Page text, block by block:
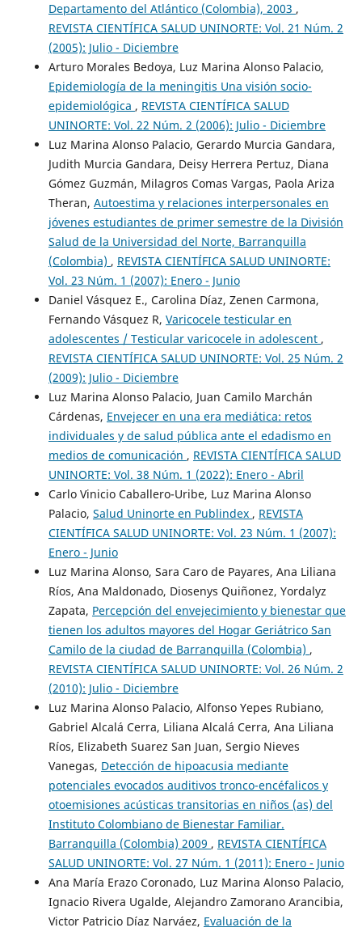
Departamento del Atlántico (Colombia), 2003 ,
REVISTA CIENTÍFICA SALUD UNINORTE: Vol. 21 Núm. 2
(2005): Julio - Diciembre
Arturo Morales Bedoya, Luz Marina Alonso Palacio,
Epidemiología de la meningitis Una visión socio-
epidemiológica , REVISTA CIENTÍFICA SALUD
UNINORTE: Vol. 22 Núm. 2 (2006): Julio - Diciembre
Luz Marina Alonso Palacio, Gerardo Murcia Gandara,
Judith Murcia Gandara, Deisy Herrera Pertuz, Diana
Gómez Guzmán, Milagros Comas Vargas, Paola Ariza
Theran, Autoestima y relaciones interpersonales en
jóvenes estudiantes de primer semestre de la División
Salud de la Universidad del Norte, Barranquilla
(Colombia) , REVISTA CIENTÍFICA SALUD UNINORTE:
Vol. 23 Núm. 1 (2007): Enero - Junio
Daniel Vásquez E., Carolina Díaz, Zenen Carmona,
Fernando Vásquez R, Varicocele testicular en
adolescentes / Testicular varicocele in adolescent ,
REVISTA CIENTÍFICA SALUD UNINORTE: Vol. 25 Núm. 2
(2009): Julio - Diciembre
Luz Marina Alonso Palacio, Juan Camilo Marchán
Cárdenas, Envejecer en una era mediática: retos
individuales y de salud pública ante el edadismo en
medios de comunicación , REVISTA CIENTÍFICA SALUD
UNINORTE: Vol. 38 Núm. 1 (2022): Enero - Abril
Carlo Vinicio Caballero-Uribe, Luz Marina Alonso
Palacio, Salud Uninorte en Publindex , REVISTA
CIENTÍFICA SALUD UNINORTE: Vol. 23 Núm. 1 (2007):
Enero - Junio
Luz Marina Alonso, Sara Caro de Payares, Ana Liliana
Ríos, Ana Maldonado, Diosenys Quiñonez, Yordalyz
Zapata, Percepción del envejecimiento y bienestar que
tienen los adultos mayores del Hogar Geriátrico San
Camilo de la ciudad de Barranquilla (Colombia) ,
REVISTA CIENTÍFICA SALUD UNINORTE: Vol. 26 Núm. 2
(2010): Julio - Diciembre
Luz Marina Alonso Palacio, Alfonso Yepes Rubiano,
Gabriel Alcalá Cerra, Liliana Alcalá Cerra, Ana Liliana
Ríos, Elizabeth Suarez San Juan, Sergio Nieves
Vanegas, Detección de hipoacusia mediante
potenciales evocados auditivos tronco-encéfalicos y
otoemisiones acústicas transitorias en niños (as) del
Instituto Colombiano de Bienestar Familiar.
Barranquilla (Colombia) 2009 , REVISTA CIENTÍFICA
SALUD UNINORTE: Vol. 27 Núm. 1 (2011): Enero - Junio
Ana María Erazo Coronado, Luz Marina Alonso Palacio,
Ignacio Rivera Ugalde, Alejandro Zamorano Arancibia,
Victor Patricio Díaz Narváez, Evaluación de la